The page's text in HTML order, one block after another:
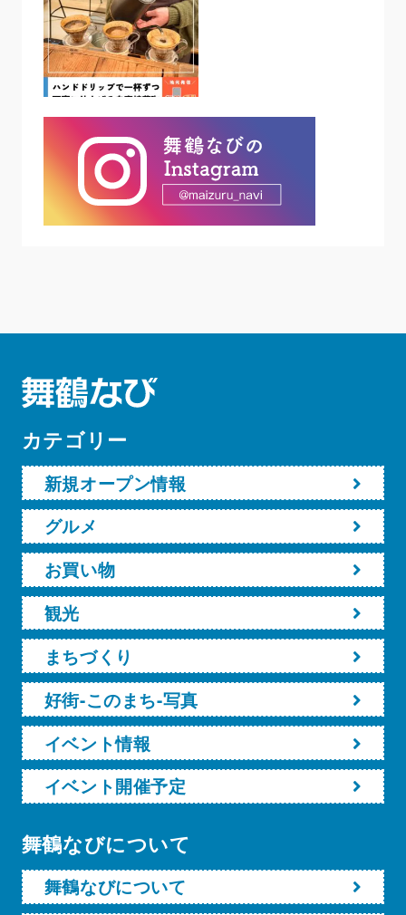
カテゴリー
新規オープン情報
グルメ
お買い物
観光
まちづくり
好街-このまち-写真
イベント情報
イベント開催予定
舞鶴なびについて
舞鶴なびについて